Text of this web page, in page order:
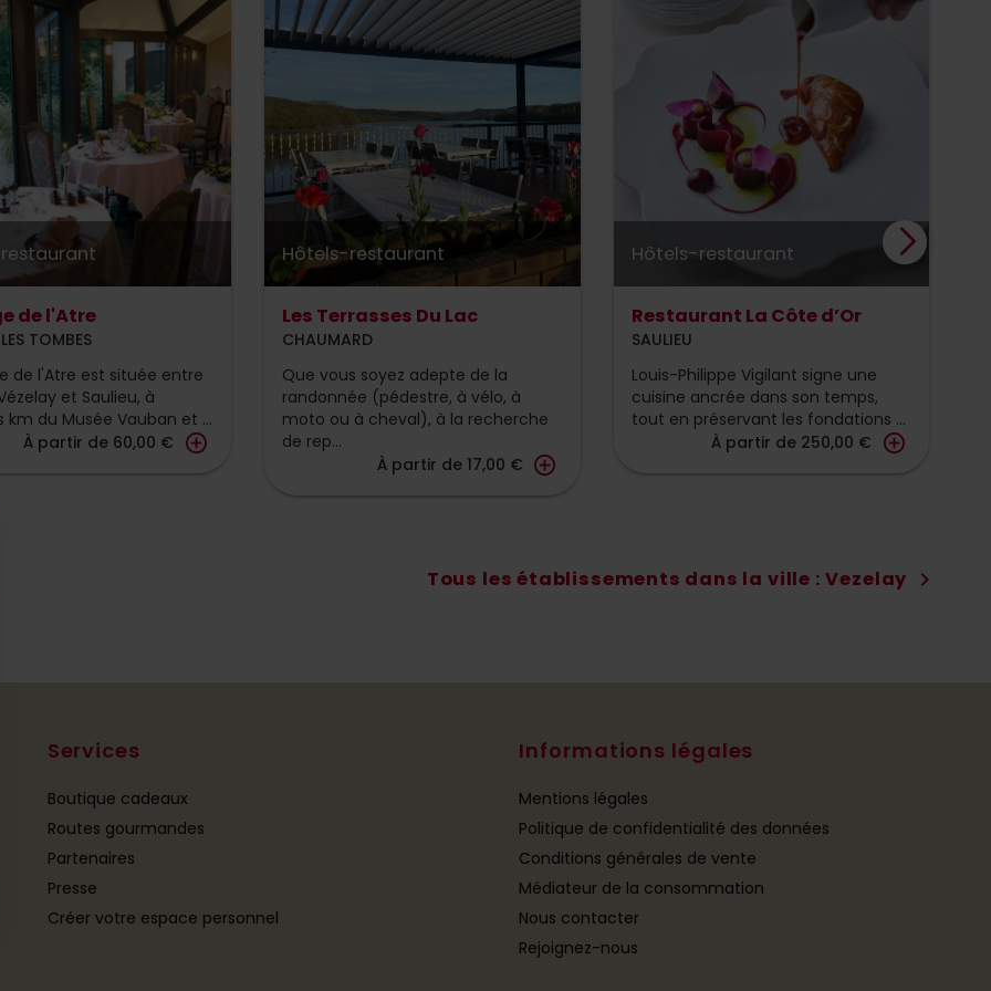
de l'Atre
TOMBES
de l'Atre est située entre
et Saulieu, à
km du Musée Vauban et ...
À partir de 60,00 € add_circle_outline
Hôtels-restaurant
Les Terrasses Du Lac
CHAUMARD
Que vous soyez adepte de la
randonnée (pédestre, à vélo, à
moto ou à cheval), à la recherche
de rep...
À partir de 17,00 € add_circle_outline
Hôtels-restaurant
Restaurant La Côte d’Or
SAULIEU
Louis-Philippe Vigilant signe une
cuisine ancrée dans son temps,
tout en préservant les fondations ...
À partir de 250,00 € add_circle_outline
Tous les établissements dans la ville : Vezelay chevron_right
Services
Boutique cadeaux
Routes gourmandes
Partenaires
Presse
Créer votre espace personnel
Informations légales
Mentions légales
Politique de confidentialité des données
Conditions générales de vente
Médiateur de la consommation
Nous contacter
Rejoignez-nous